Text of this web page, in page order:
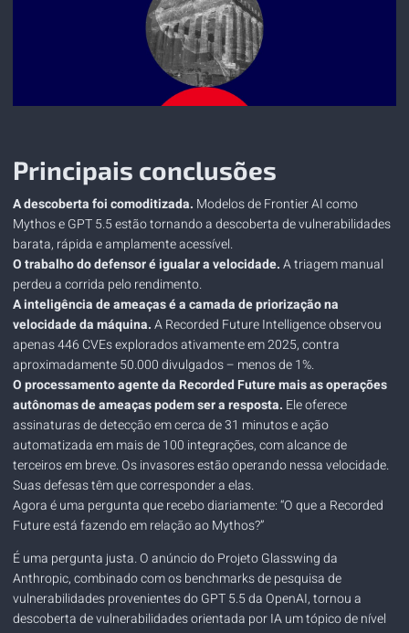
Principais conclusões
A descoberta foi comoditizada. Modelos de Frontier AI como
Mythos e GPT 5.5 estão tornando a descoberta de vulnerabilidades
barata, rápida e amplamente acessível.
O trabalho do defensor é igualar a velocidade.A triagem manual
perdeu a corrida pelo rendimento.
A inteligência de ameaças é a camada de priorização na
velocidade da máquina.A Recorded Future Intelligence observou
apenas 446 CVEs explorados ativamente em 2025, contra
aproximadamente 50.000 divulgados – menos de 1%.
O processamento agente da Recorded Future mais as operações
autônomas de ameaças podem ser a resposta. Ele oferece
assinaturas de detecção em cerca de 31 minutos e ação
automatizada em mais de 100 integrações, com alcance de
terceiros em breve. Os invasores estão operando nessa velocidade.
Suas defesas têm que corresponder a elas.
Agora é uma pergunta que recebo diariamente: “O que a Recorded
Future está fazendo em relação ao Mythos?”
É uma pergunta justa. O anúncio do Projeto Glasswing da
Anthropic, combinado com os benchmarks de pesquisa de
vulnerabilidades provenientes do GPT 5.5 da OpenAI, tornou a
descoberta de vulnerabilidades orientada por IA um tópico de nível